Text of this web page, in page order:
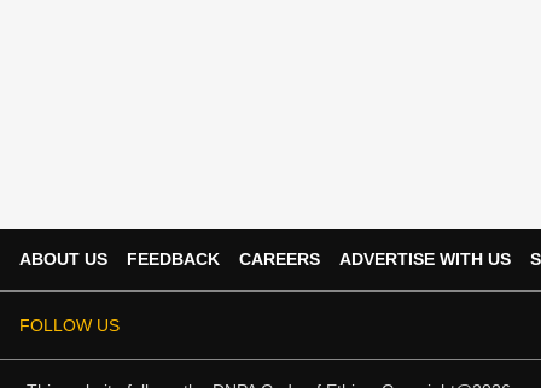
ABOUT US FEEDBACK CAREERS ADVERTISE WITH US
FOLLOW US